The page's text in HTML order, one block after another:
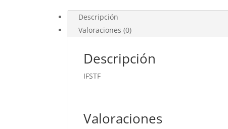
Descripción
Valoraciones (0)
Descripción
IFSTF
Valoraciones